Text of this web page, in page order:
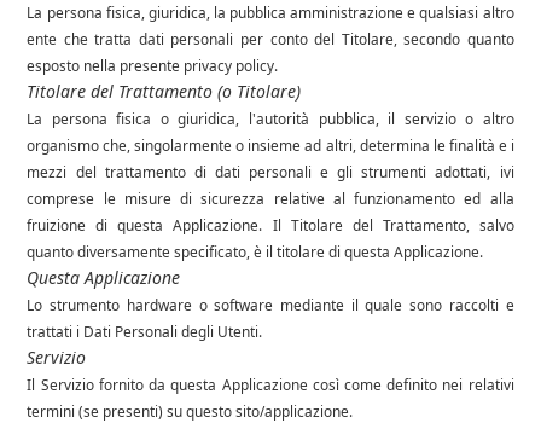
La persona fisica, giuridica, la pubblica amministrazione e qualsiasi altro
ente che tratta dati personali per conto del Titolare, secondo quanto
esposto nella presente privacy policy.
Titolare del Trattamento (o Titolare)
La persona fisica o giuridica, l'autorità pubblica, il servizio o altro
organismo che, singolarmente o insieme ad altri, determina le finalità e i
mezzi del trattamento di dati personali e gli strumenti adottati, ivi
comprese le misure di sicurezza relative al funzionamento ed alla
fruizione di questa Applicazione. Il Titolare del Trattamento, salvo
quanto diversamente specificato, è il titolare di questa Applicazione.
Questa Applicazione
Lo strumento hardware o software mediante il quale sono raccolti e
trattati i Dati Personali degli Utenti.
Servizio
Il Servizio fornito da questa Applicazione così come definito nei relativi
termini (se presenti) su questo sito/applicazione.